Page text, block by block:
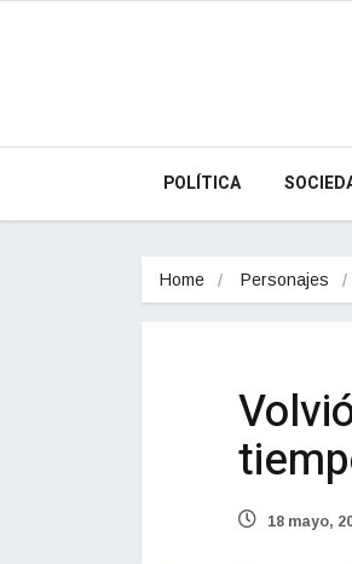
POLÍTICA
Home Personajes
18 mayo,